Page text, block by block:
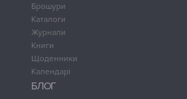
Брошури
Каталоги
Журнали
Книги
Щоденники
Календарі
БЛОГ